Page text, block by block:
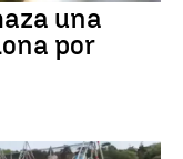
una
por